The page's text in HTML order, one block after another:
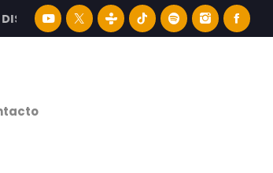
LA MEJOR MÚSICA LATINA Y